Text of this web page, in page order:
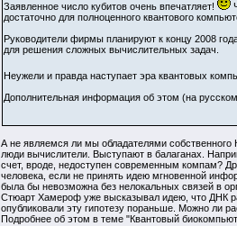
Заявленное число кубитов очень впечатляет!
достаточно для полноценного квантового
Руководители фирмы планируют к концу 2008
для решения сложных вычислительных задач.
Неужели и правда наступает эра квантовых
Дополнительная информация об этом (на
А не являемся ли мы обладателями собственного
люди вычислители. Выступают в балаганах.
счет, вроде, недоступен современным компам?
человека, если не принять идею мгновенной
была бы невозможна без нелокальных связей в
Стюарт Хамероф уже высказывал идею, что ДНК
опубликовали эту гипотезу пораньше. Можно ли
Подробнее об этом в теме "Квантовый